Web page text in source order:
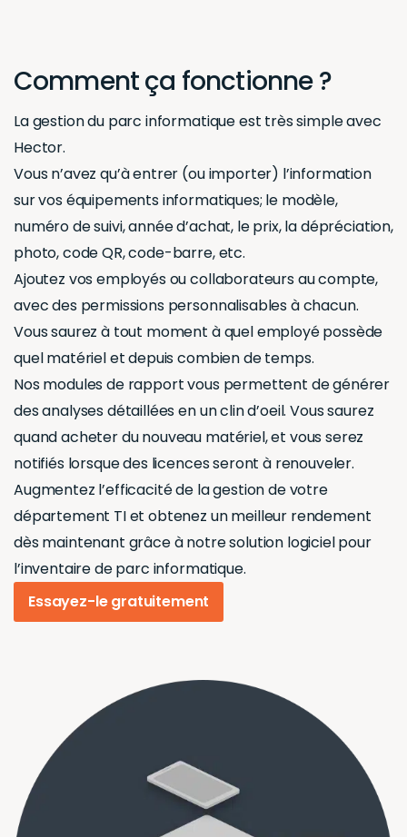
Comment ça fonctionne ?
La gestion du parc informatique est très simple avec
Hector.
Vous n’avez qu’à entrer (ou importer) l’information
sur vos équipements informatiques; le modèle,
numéro de suivi, année d’achat, le prix, la dépréciation,
photo, code QR, code-barre, etc.
Ajoutez vos employés ou collaborateurs au compte,
avec des permissions personnalisables à chacun.
Vous saurez à tout moment à quel employé possède
quel matériel et depuis combien de temps.
Nos modules de rapport vous permettent de générer
des analyses détaillées en un clin d’oeil. Vous saurez
quand acheter du nouveau matériel, et vous serez
notifiés lorsque des licences seront à renouveler.
Augmentez l’efficacité de la gestion de votre
département TI et obtenez un meilleur rendement
dès maintenant grâce à notre solution logiciel pour
l’inventaire de parc informatique.
Essayez-le gratuitement